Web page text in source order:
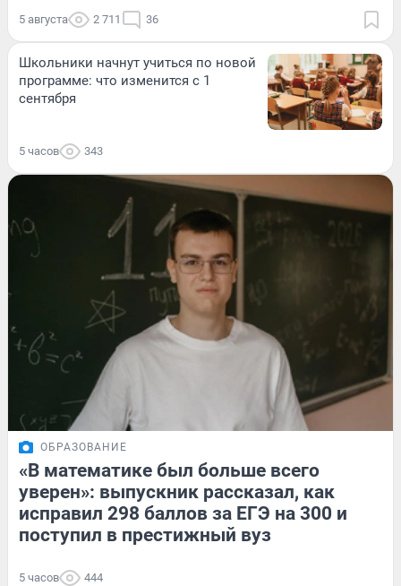
5 августа 2 711 36
Школьники начнут учиться по новой
программе: что изменится с 1
сентября
5 часов 343
ОБРАЗОВАНИЕ
«В математике был больше всего
уверен»: выпускник рассказал, как
исправил 298 баллов за ЕГЭ на 300 и
поступил в престижный вуз
5 часов 444